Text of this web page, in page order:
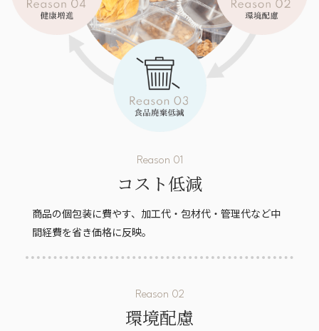
Reason 01
コスト低減
商品の個包装に費やす、加工代・包材代・管理代など中
間経費を省き価格に反映。
Reason 02
環境配慮